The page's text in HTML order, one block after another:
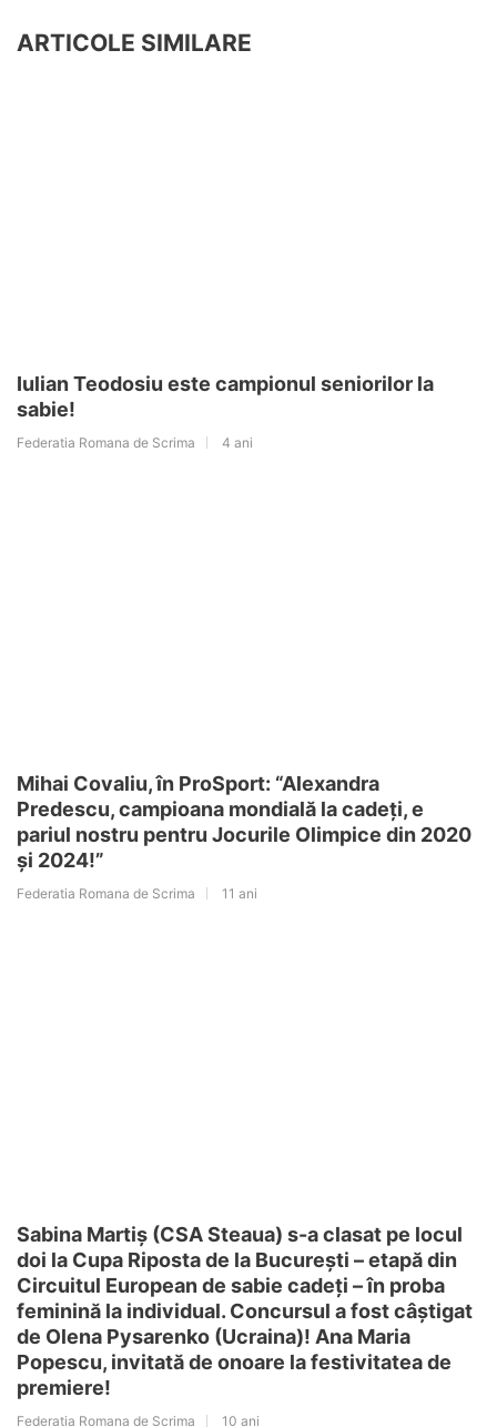
ARTICOLE SIMILARE
Iulian Teodosiu este campionul seniorilor la
sabie!
Federatia Romana de Scrima 4 ani
Mihai Covaliu, în ProSport: “Alexandra
Predescu, campioana mondială la cadeţi, e
pariul nostru pentru Jocurile Olimpice din 2020
şi 2024!”
Federatia Romana de Scrima 11 ani
Sabina Martiș (CSA Steaua) s-a clasat pe locul
doi la Cupa Riposta de la București – etapă din
Circuitul European de sabie cadeți – în proba
feminină la individual. Concursul a fost câștigat
de Olena Pysarenko (Ucraina)! Ana Maria
Popescu, invitată de onoare la festivitatea de
premiere!
Federatia Romana de Scrima 10 ani